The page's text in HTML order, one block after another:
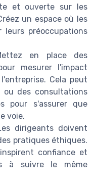
et ouverte sur les
un espace où les
leurs préoccupations
en place des
mesurer l'impact
Cela peut
des consultations
pour s'assurer que
voie.
dirigeants doivent
pratiques éthiques.
confiance et
à suivre le même